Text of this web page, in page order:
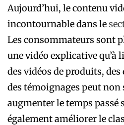
Aujourd’hui, le contenu
incontournable dans le
Les consommateurs sont
une vidéo explicative qu’à
des vidéos de produits,
des témoignages peut non
augmenter le temps passé
également améliorer le